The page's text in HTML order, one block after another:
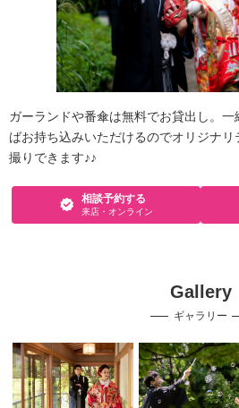
ガーランドや番傘は無料でお貸出し。
ばお持ち込みいただけるのでオリジナ
撮りできます♪♪
相談予約する
来店・オンライン
Gallery
ギャラリー